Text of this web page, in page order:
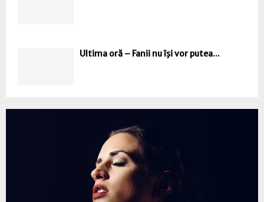
Ultima oră – Fanii nu îşi vor putea...